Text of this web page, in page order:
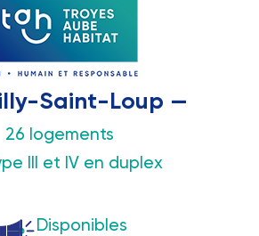
Saint-Loup —
26 logements
III et IV en duplex
Disponibles